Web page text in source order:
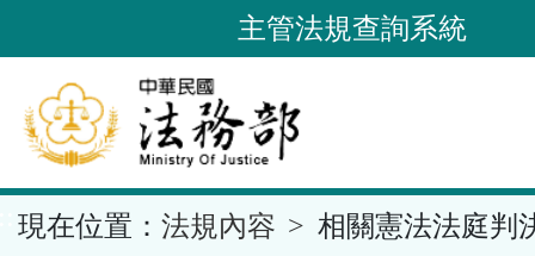
到
要
內
容
區
主管法規查詢系統
現在位置： 法規內容 相關憲法法庭判